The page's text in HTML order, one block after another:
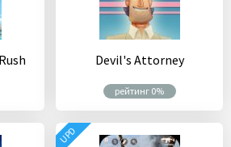
Devil's Attorney
рейтинг 0%
UPD